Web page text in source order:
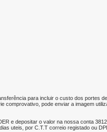
para incluir o custo dos portes de
comprovativo, pode enviar a imagem
e depositar o valor na nossa conta
uteis, por C.T.T correio registado ou